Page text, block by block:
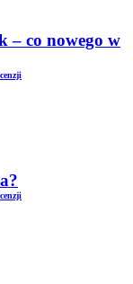
– co nowego w